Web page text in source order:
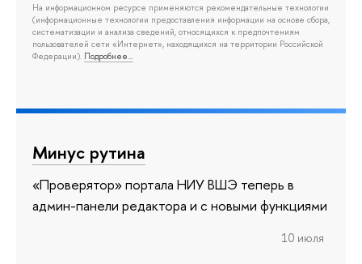
На информационном ресурсе применяются рекомендательные технологии
(информационные технологии предоставления информации на основе сбора,
систематизации и анализа сведений, относящихся к предпочтениям
пользователей сети «Интернет», находящихся на территории Российской
Федерации). Подробнее…
Минус рутина
«Проверятор» портала НИУ ВШЭ теперь в
админ-панели редактора и с новыми функциями
10 июля